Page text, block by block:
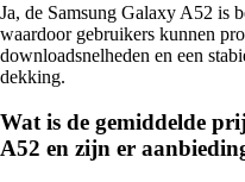
Ja, de Samsung Galaxy A52 is
waardoor gebruikers kunnen
downloadsnelheden en een
dekking.
Wat is de gemiddelde
A52 en zijn er